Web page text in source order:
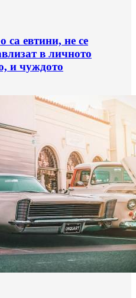
евтини, не се
в личното
и чуждото